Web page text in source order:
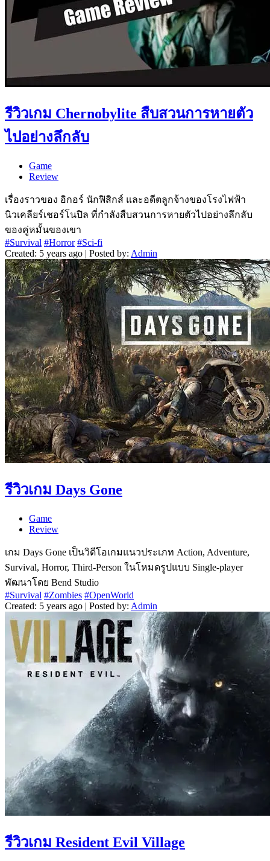
รีวิวเกม Chernobylite สืบสวนการหายตัว
ไปอย่างลึกลับ
Game
Review
เรื่องราวของ อิกอร์ นักฟิสิกส์ และอดีตลูกจ้างของโรงไฟฟ้า
นิวเคลียร์เชอร์โนปิล ที่กำลังสืบสวนการหายตัวไปอย่างลึกลับ
ของคู่หมั้นของเขา
#Survival #Horror #Sci-fi
Created: 5 years ago | Posted by: Admin
รีวิวเกม Days Gone
Game
Review
เกม Days Gone เป็นวิดีโอเกมแนวประเภท Action, Adventure,
Survival, Horror, Third-Person ในโหมดรูปแบบ Single-player
พัฒนาโดย Bend Studio
#Survival #Zombies #OpenWorld
Created: 5 years ago | Posted by: Admin
รีวิวเกม Resident Evil Village